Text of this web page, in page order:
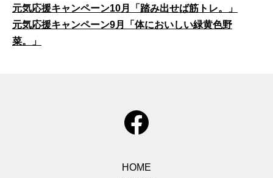
元気応援キャンペーン10月「踏み出せば筋トレ。」
元気応援キャンペーン9月「体においしい緑黄色野
菜。」
HOME